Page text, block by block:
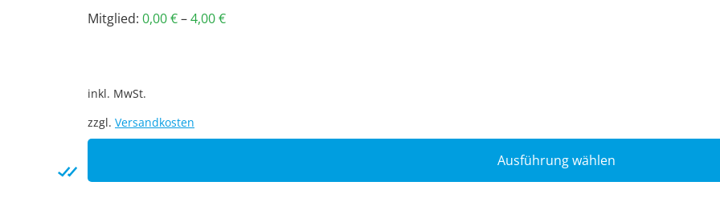
Mitglied: 0,00€–4,00€
inkl. MwSt.
zzgl. Versandkosten
Ausführung wählen